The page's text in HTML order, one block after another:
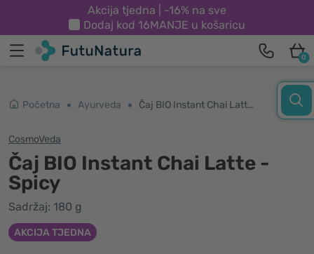
Akcija tjedna | -16% na sve
Dodaj kod 16MANJE u košaricu
0
Početna Ayurveda Čaj BIO Instant Chai Latte - Spicy
CosmoVeda
Čaj BIO Instant Chai Latte -
Spicy
Sadržaj: 180 g
AKCIJA TJEDNA